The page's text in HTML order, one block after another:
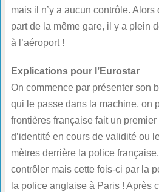
mais il n’y a aucun contrôle. Alors
part de la même gare, il y a plein
à l’aéroport !
Explications pour l’Eurostar
On commence par présenter son
qui le passe dans la machine, on
frontières française fait un
d’identité en cours de validité ou
mètres derrière la police
contrôler mais cette fois-ci par la
la police anglaise à Paris ! Après